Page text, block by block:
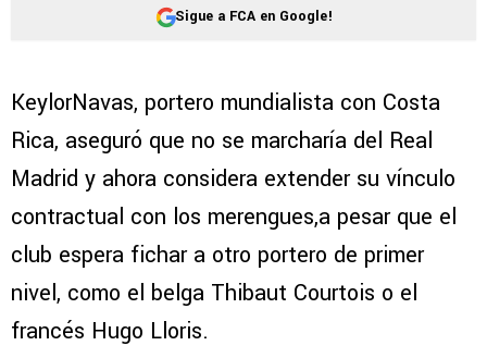
Sigue a FCA en Google!
KeylorNavas, portero mundialista con Costa
Rica, aseguró que no se marcharía del Real
Madrid y ahora considera extender su vínculo
contractual con los merengues,a pesar que el
club espera fichar a otro portero de primer
nivel, como el belga Thibaut Courtois o el
francés Hugo Lloris.